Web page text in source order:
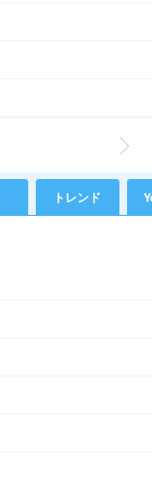
トレンド